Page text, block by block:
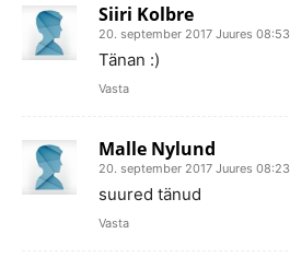
Siiri Kolbre
20. september 2017 Juures 08:53
Tänan :)
Vasta
Malle Nylund
20. september 2017 Juures 08:23
suured tänud
Vasta